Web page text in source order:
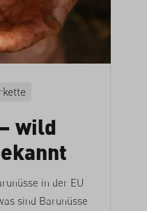
wild
in der EU
sind Barunüsse